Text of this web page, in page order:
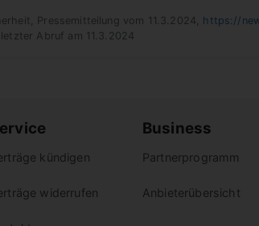
Pressemitteilung vom 11.3.2024, https://
, letzter Abruf am 11.3.2024
kündigen
widerrufen
Business
Partnerprogramm
Anbieterübersicht